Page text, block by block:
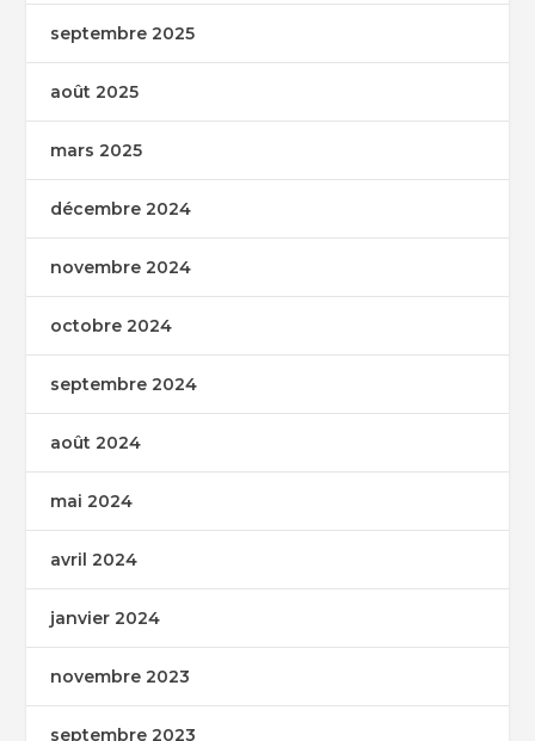
septembre 2025
août 2025
mars 2025
décembre 2024
novembre 2024
octobre 2024
septembre 2024
août 2024
mai 2024
avril 2024
janvier 2024
novembre 2023
septembre 2023